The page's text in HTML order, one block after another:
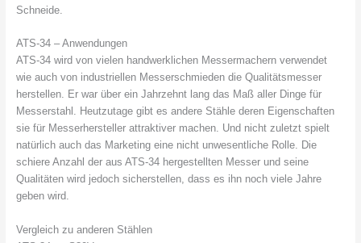
Schneide.
ATS-34 – Anwendungen
ATS-34 wird von vielen handwerklichen Messermachern verwendet
wie auch von industriellen Messerschmieden die Qualitätsmesser
herstellen. Er war über ein Jahrzehnt lang das Maß aller Dinge für
Messerstahl. Heutzutage gibt es andere Stähle deren Eigenschaften
sie für Messerhersteller attraktiver machen. Und nicht zuletzt spielt
natürlich auch das Marketing eine nicht unwesentliche Rolle. Die
schiere Anzahl der aus ATS-34 hergestellten Messer und seine
Qualitäten wird jedoch sicherstellen, dass es ihn noch viele Jahre
geben wird.
Vergleich zu anderen Stählen